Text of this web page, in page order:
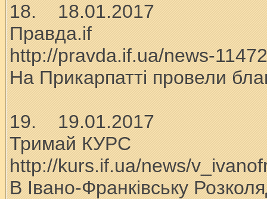
18. 18.01.2017
Правда.if
http://pravda.if.ua/news-
На Прикарпатті провели
19. 19.01.2017
Тримай КУРС
http://kurs.if.ua/news/
В Івано-Франківську